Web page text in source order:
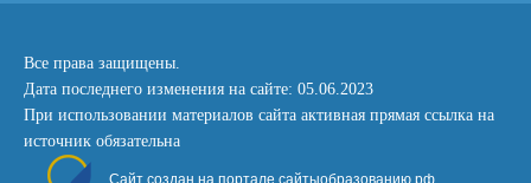
Все права защищены.
Дата последнего изменения на сайте: 05.06.2023
При использовании материалов сайта активная прямая ссылка на
источник обязательна
Сайт создан на портале сайтыобразованию.рф